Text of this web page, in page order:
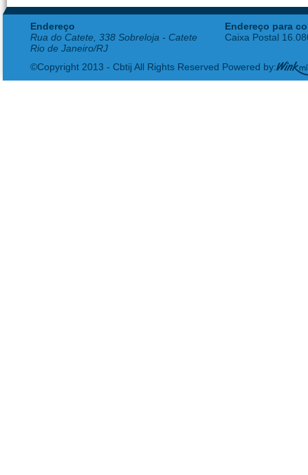
Endereço
Rua do Catete, 338 Sobreloja - Catete
Rio de Janeiro/RJ
Endereço para
Caixa Postal
©Copyright 2013 - Cbtij All Rights Reserved Powered by: